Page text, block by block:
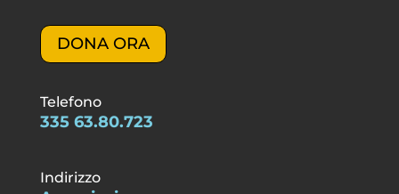
DONA ORA
Telefono
335 63.80.723
Indirizzo